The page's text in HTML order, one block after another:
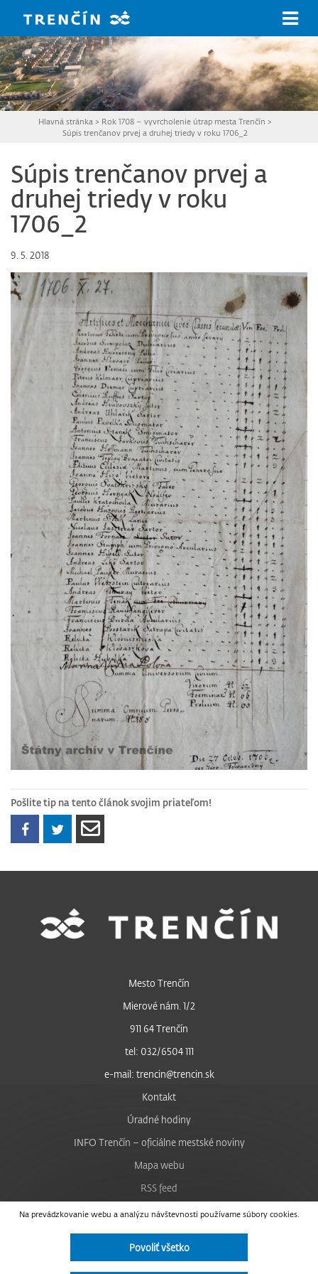
Hlavná stránka > Rok 1708 – vyvrcholenie útrap mesta Trenčín >
Súpis trenčanov prvej a druhej triedy v roku 1706_2
Súpis trenčanov prvej a
druhej triedy v roku
1706_2
9. 5. 2018
Pošlite tip na tento článok svojim priateľom!
Na prevádzkovanie webu a analýzu návštevnosti používame súbory cookies.
Povoliť všetko
Mesto Trenčín
Mierové nám. 1/2
911 64 Trenčín
tel: 032/6504 111
e-mail: trencin@trencin.sk
Kontakt
Úradné hodiny
INFO Trenčín – oficiálne mestské noviny
Mapa webu
RSS feed
Nastavenie cookies
Facebook